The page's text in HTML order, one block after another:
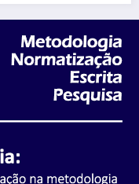
gia
ecim
ento
Cient
ífico